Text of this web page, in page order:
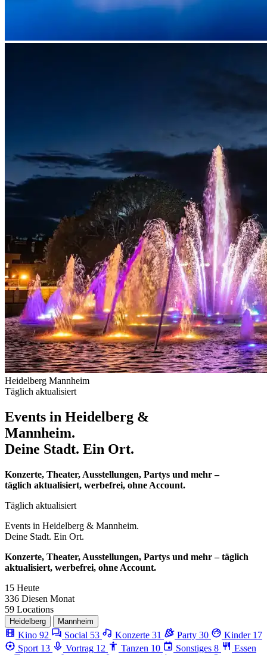
Heidelberg Mannheim
Täglich aktualisiert
Events in Heidelberg &
Mannheim.
Deine Stadt. Ein Ort.
Konzerte, Theater, Ausstellungen, Partys und mehr –
täglich aktualisiert, werbefrei, ohne Account.
Täglich aktualisiert
Events in Heidelberg & Mannheim.
Deine Stadt. Ein Ort.
Konzerte, Theater, Ausstellungen, Partys und mehr – täglich
aktualisiert, werbefrei, ohne Account.
15 Heute
336 Diesen Monat
59 Locations
Heidelberg Mannheim
Kino 92 Social 53 Konzerte 31 Party 30 Kinder 17
Sport 13 Vortrag 12 Tanzen 10 Sonstiges 8
Essen